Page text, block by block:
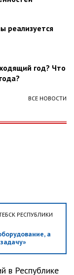
реализуется
год? Что
ВСЕ НОВОСТИ
РЕСПУБЛИКИ
а
в Республике